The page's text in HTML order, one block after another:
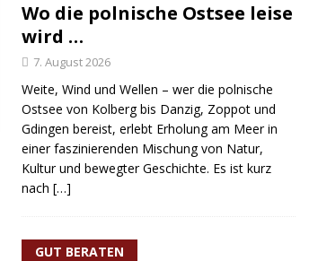
Wo die polnische Ostsee leise
wird …
7. August 2026
Weite, Wind und Wellen – wer die polnische
Ostsee von Kolberg bis Danzig, Zoppot und
Gdingen bereist, erlebt Erholung am Meer in
einer faszinierenden Mischung von Natur,
Kultur und bewegter Geschichte. Es ist kurz
nach […]
GUT BERATEN